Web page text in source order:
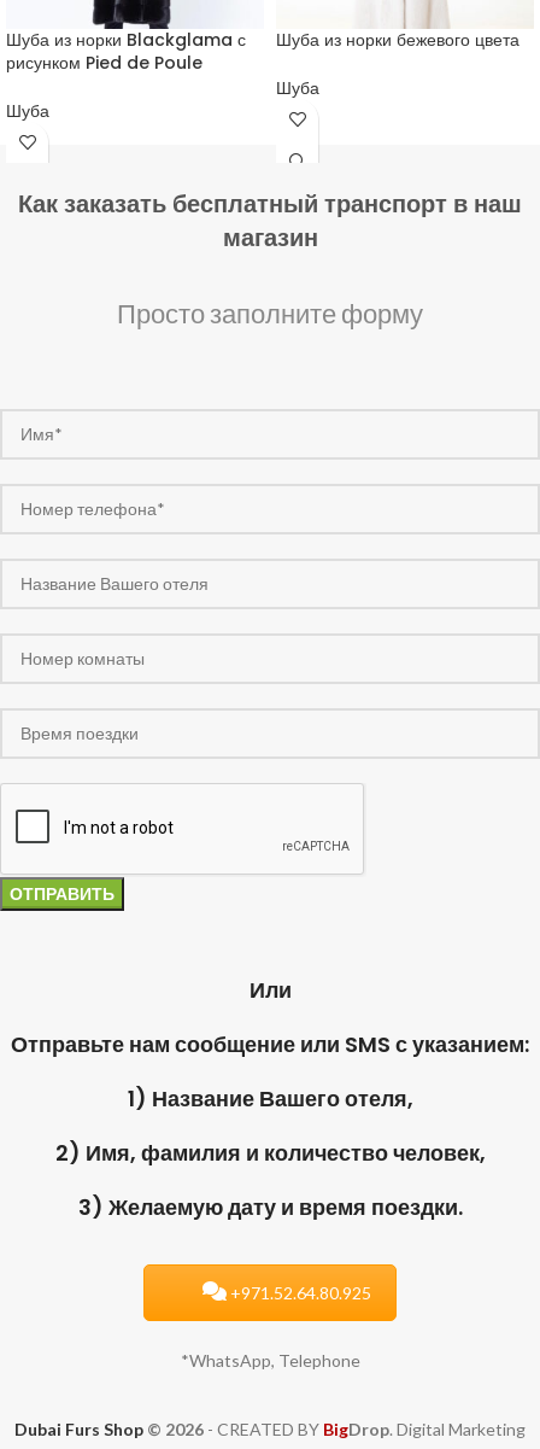
Шуба из норки Blackglama с
рисунком Pied de Poule
Шуба
Шуба из норки бежевого цвета
Шуба
Как заказать бесплатный транспорт в наш
магазин
Просто заполните форму
Или
Отправьте нам сообщение или SMS с указанием:
1) Название Вашего отеля,
2) Имя, фамилия и количество человек,
3) Желаемую дату и время поездки.
+971.52.64.80.925
*WhatsApp, Telephone
Dubai Furs Shop © 2026 - CREATED BY BigDrop. Digital Marketing